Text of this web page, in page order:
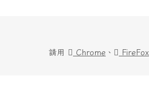
請用 Chrome 、 FireFox